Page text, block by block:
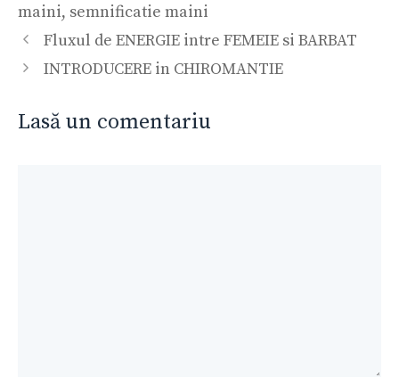
maini, semnificatie maini
Navigare
în
Fluxul de ENERGIE intre FEMEIE si BARBAT
INTRODUCERE in CHIROMANTIE
Lasă un comentariu